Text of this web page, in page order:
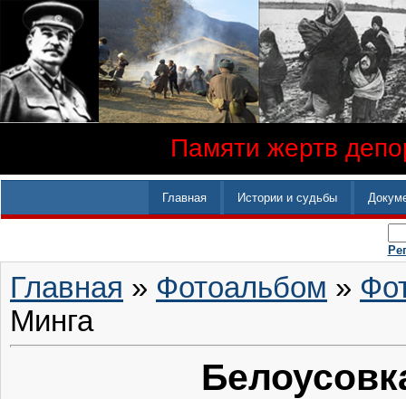
Памяти жертв
Главная Истории и судьбы
Главная » Фотоальбом »
Минга